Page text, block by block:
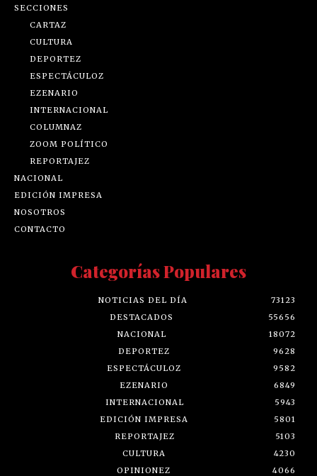
SECCIONES
CARTAZ
CULTURA
DEPORTEZ
ESPECTÁCULOZ
EZENARIO
INTERNACIONAL
COLUMNAZ
ZOOM POLÍTICO
REPORTAJEZ
NACIONAL
EDICIÓN IMPRESA
NOSOTROS
CONTACTO
Categorías Populares
NOTICIAS DEL DÍA
73123
DESTACADOS
55656
NACIONAL
18072
DEPORTEZ
9628
ESPECTÁCULOZ
9582
EZENARIO
6849
INTERNACIONAL
5943
EDICIÓN IMPRESA
5801
REPORTAJEZ
5103
CULTURA
4230
OPINIONEZ
4066